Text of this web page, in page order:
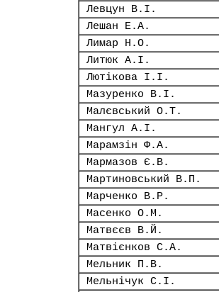
Левцун В.І.
Лешан Е.А.
Лимар Н.О.
Литюк А.І.
Лютікова І.І.
Мазуренко В.І.
Малєвський О.Т.
Мангул А.І.
Марамзін Ф.А.
Мармазов Є.В.
Мартиновський В.П.
Марченко В.Р.
Масенко О.М.
Матвєєв В.Й.
Матвієнков С.А.
Мельник П.В.
Мельнічук С.І.